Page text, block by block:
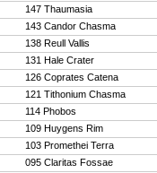
147 Thaumasia
143 Candor Chasma
138 Reull Vallis
131 Hale Crater
126 Coprates Catena
121 Tithonium Chasma
114 Phobos
109 Huygens Rim
103 Promethei Terra
095 Claritas Fossae